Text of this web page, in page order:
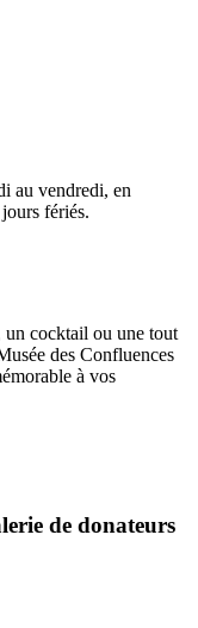
au vendredi, en
fériés.
un cocktail ou une tout
des Confluences
à vos
de donateurs